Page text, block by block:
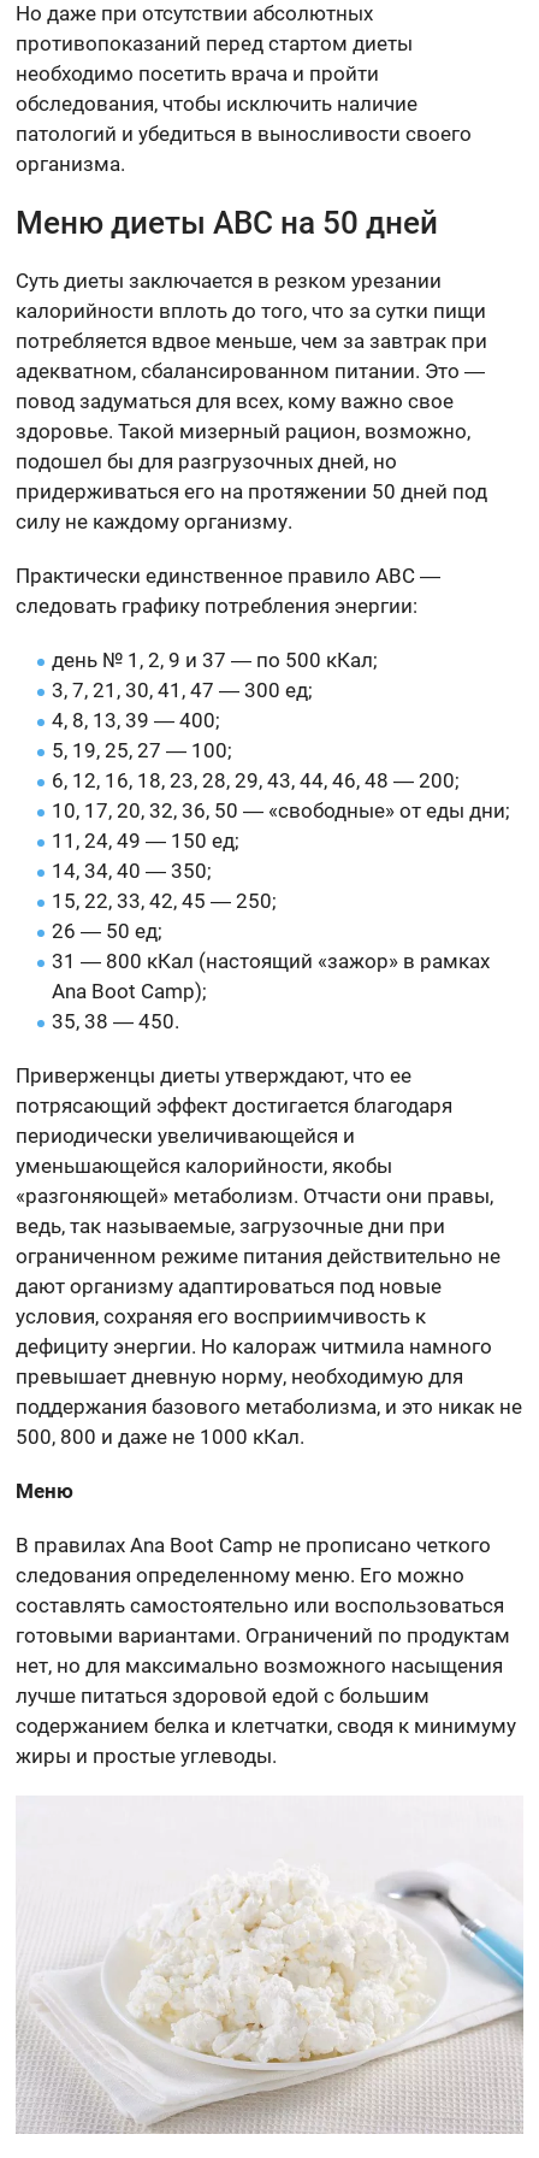
Но даже при отсутствии абсолютных
противопоказаний перед стартом диеты
необходимо посетить врача и пройти
обследования, чтобы исключить наличие
патологий и убедиться в выносливости своего
организма.
Меню диеты ABC на 50 дней
Суть диеты заключается в резком урезании
калорийности вплоть до того, что за сутки пищи
потребляется вдвое меньше, чем за завтрак при
адекватном, сбалансированном питании. Это ―
повод задуматься для всех, кому важно свое
здоровье. Такой мизерный рацион, возможно,
подошел бы для разгрузочных дней, но
придерживаться его на протяжении 50 дней под
силу не каждому организму.
Практически единственное правило ABC ―
следовать графику потребления энергии:
день № 1, 2, 9 и 37 ― по 500 кКал;
3, 7, 21, 30, 41, 47 ― 300 ед;
4, 8, 13, 39 ― 400;
5, 19, 25, 27 ― 100;
6, 12, 16, 18, 23, 28, 29, 43, 44, 46, 48 ― 200;
10, 17, 20, 32, 36, 50 ― «свободные» от еды дни;
11, 24, 49 ― 150 ед;
14, 34, 40 ― 350;
15, 22, 33, 42, 45 ― 250;
26 ― 50 ед;
31 ― 800 кКал (настоящий «зажор» в рамках
Ana Boot Camp);
35, 38 ― 450.
Приверженцы диеты утверждают, что ее
потрясающий эффект достигается благодаря
периодически увеличивающейся и
уменьшающейся калорийности, якобы
«разгоняющей» метаболизм. Отчасти они правы,
ведь, так называемые, загрузочные дни при
ограниченном режиме питания действительно не
дают организму адаптироваться под новые
условия, сохраняя его восприимчивость к
дефициту энергии. Но калораж читмила намного
превышает дневную норму, необходимую для
поддержания базового метаболизма, и это никак не
500, 800 и даже не 1000 кКал.
Меню
В правилах Ana Boot Camp не прописано четкого
следования определенному меню. Его можно
составлять самостоятельно или воспользоваться
готовыми вариантами. Ограничений по продуктам
нет, но для максимально возможного насыщения
лучше питаться здоровой едой с большим
содержанием белка и клетчатки, сводя к минимуму
жиры и простые углеводы.